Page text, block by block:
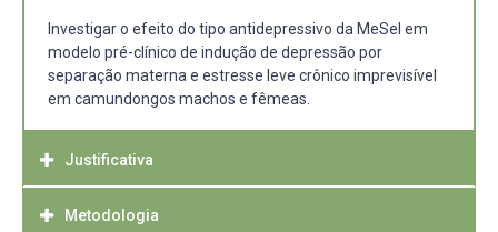
Investigar o efeito do tipo antidepressivo da MeSeI em
modelo pré-clínico de indução de depressão por
separação materna e estresse leve crônico imprevisível
em camundongos machos e fêmeas.
Justificativa
A depressão é uma doença bastante comum e recorrente
Metodologia